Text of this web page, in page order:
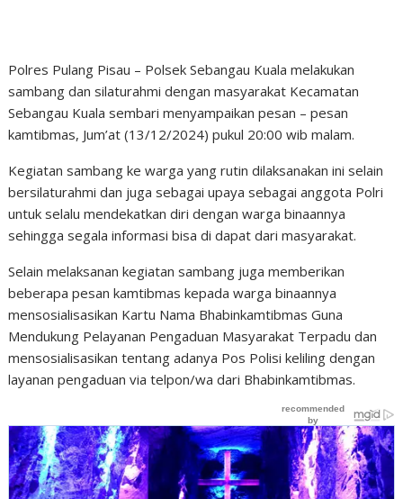
Polres Pulang Pisau – Polsek Sebangau Kuala melakukan
sambang dan silaturahmi dengan masyarakat Kecamatan
Sebangau Kuala sembari menyampaikan pesan – pesan
kamtibmas, Jum’at (13/12/2024) pukul 20:00 wib malam.
Kegiatan sambang ke warga yang rutin dilaksanakan ini selain
bersilaturahmi dan juga sebagai upaya sebagai anggota Polri
untuk selalu mendekatkan diri dengan warga binaannya
sehingga segala informasi bisa di dapat dari masyarakat.
Selain melaksanan kegiatan sambang juga memberikan
beberapa pesan kamtibmas kepada warga binaannya
mensosialisasikan Kartu Nama Bhabinkamtibmas Guna
Mendukung Pelayanan Pengaduan Masyarakat Terpadu dan
mensosialisasikan tentang adanya Pos Polisi keliling dengan
layanan pengaduan via telpon/wa dari Bhabinkamtibmas.